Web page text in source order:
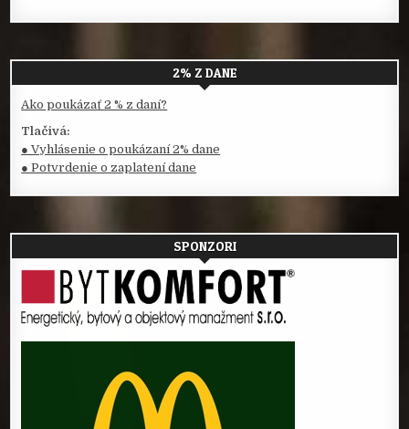
2% Z DANE
Ako poukázať 2 % z daní?
Tlačivá:
● Vyhlásenie o poukázaní 2% dane
● Potvrdenie o zaplatení dane
SPONZORI